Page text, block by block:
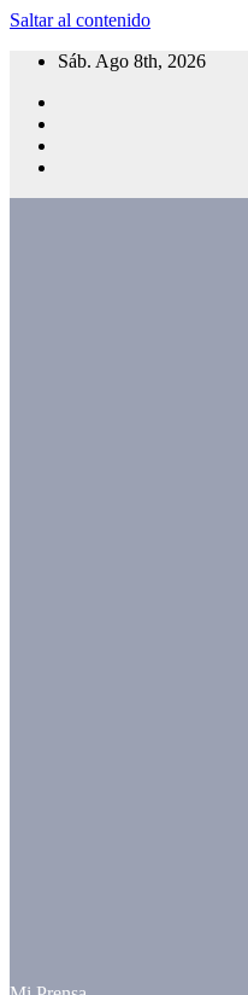
Saltar al contenido
Sáb. Ago 8th, 2026